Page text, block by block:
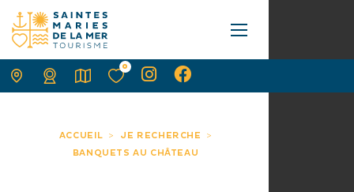
ACCUEIL
JE RECHERCHE
BANQUETS AU CHÂTEAU
0